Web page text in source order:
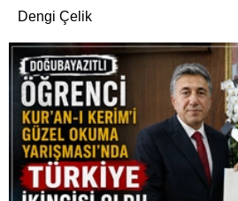
Dengi Çelik